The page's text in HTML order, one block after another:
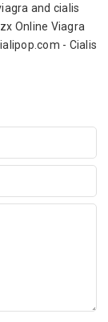
and cialis
Online Viagra
- Cialis